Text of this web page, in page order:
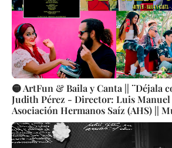
🟡 ArtFun & Baila y Canta || ¨Déjala
Judith Pérez - Director: Luis Manuel
Asociación Hermanos Saíz (AHS) ||
cubana || Videoclip || CUBA